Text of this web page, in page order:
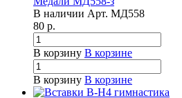
В наличии Арт. МД558
80 р.
В корзину В корзине
В корзину В корзине